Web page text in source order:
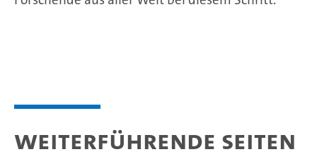
Weiterführende Seiten